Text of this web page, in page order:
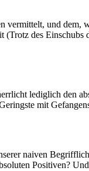
und dem,
des
lediglich den
mit
naiven
Positiven?